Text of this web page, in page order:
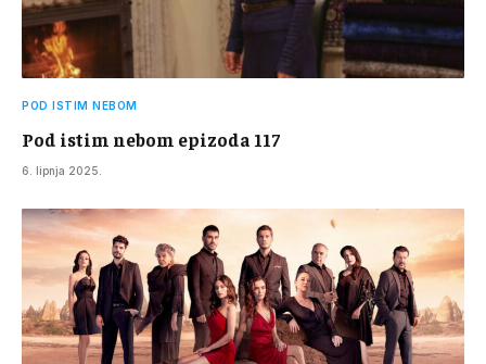
POD ISTIM NEBOM
Pod istim nebom epizoda 117
6. lipnja 2025.